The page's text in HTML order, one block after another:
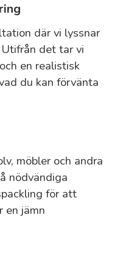
där vi lyssnar
det tar vi
en realistisk
du kan förvänta
möbler och andra
nödvändiga
för att
en jämn